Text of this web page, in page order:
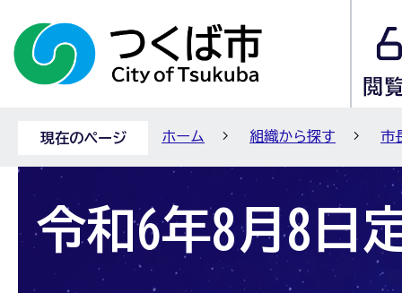
現在のページ ホーム 組織から探す 市
令和6年8月8日